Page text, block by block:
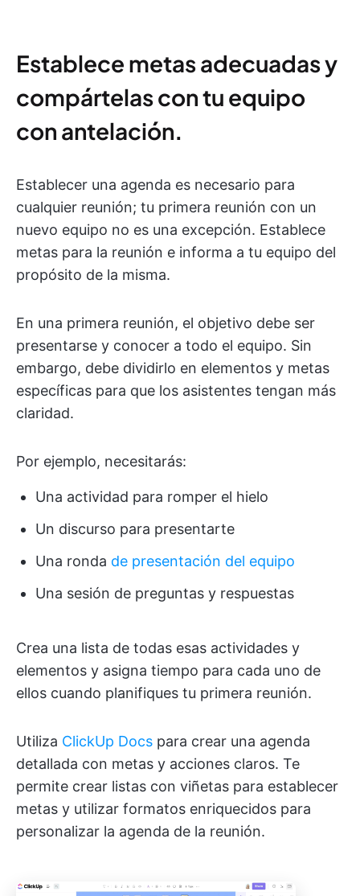
Establece metas adecuadas y
compártelas con tu equipo
con antelación.
Establecer una agenda es necesario para
cualquier reunión; tu primera reunión con un
nuevo equipo no es una excepción. Establece
metas para la reunión e informa a tu equipo del
propósito de la misma.
En una primera reunión, el objetivo debe ser
presentarse y conocer a todo el equipo. Sin
embargo, debe dividirlo en elementos y metas
específicas para que los asistentes tengan más
claridad.
Por ejemplo, necesitarás:
Una actividad para romper el hielo
Un discurso para presentarte
Una ronda de presentación del equipo
Una sesión de preguntas y respuestas
Crea una lista de todas esas actividades y
elementos y asigna tiempo para cada uno de
ellos cuando planifiques tu primera reunión.
Utiliza ClickUp Docs para crear una agenda
detallada con metas y acciones claros. Te
permite crear listas con viñetas para establecer
metas y utilizar formatos enriquecidos para
personalizar la agenda de la reunión.